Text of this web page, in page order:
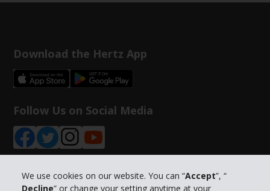
We use cookies on our website. You can “Accept”, “
Decline” or change your setting anytime at your
Download the Hertz App
Follow Us on Social Media